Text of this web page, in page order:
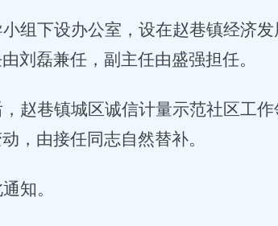
组下设办公室，设在赵巷镇经济
刘磊兼任，副主任由盛强担任。
赵巷镇城区诚信计量示范社区工
，由接任同志自然替补。
知。